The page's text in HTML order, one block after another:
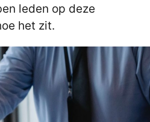
leden op deze
het zit.